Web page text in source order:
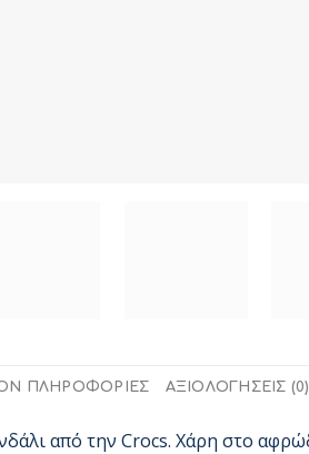
ΠΛΗΡΟΦΟΡΊΕΣ ΑΞΙΟΛΟΓΉΣΕΙΣ (0)
από την Crocs. Χάρη στο